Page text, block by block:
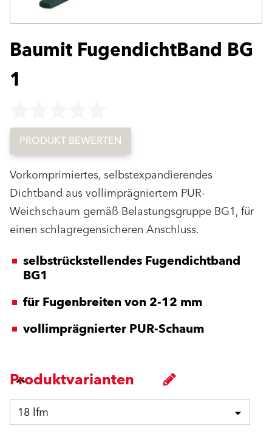
Baumit FugendichtBand BG
1
PRODUKT BEWERTEN
Vorkomprimiertes, selbstexpandierendes
Dichtband aus vollimprägniertem PUR-
Weichschaum gemäß Belastungsgruppe BG1, für
einen schlagregensicheren Anschluss.
selbstrückstellendes Fugendichtband
BG1
für Fugenbreiten von 2-12 mm
vollimprägnierter PUR-Schaum
Produktvarianten
18 lfm